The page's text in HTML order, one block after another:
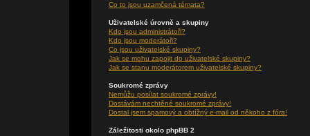
Co to jsou uzamčená témata?
Uživatelské úrovně a skupiny
Kdo jsou administrátoři?
Kdo jsou moderátoři?
Co jsou uživatelské skupiny?
Jak se mohu zapojit do uživatelské skupiny?
Jak se stanu moderátorem uživatelské skupiny?
Soukromé zprávy
Nemůžu posílat soukromé zprávy!
Dostávám nechtěné soukromé zprávy!
Dostal jsem spamový a obtížný e-mail od někoho z fóra!
Záležitosti okolo phpBB 2